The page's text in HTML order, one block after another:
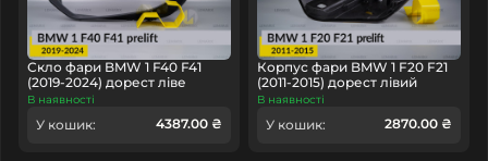
некоректної роботи, радимо купить світловод (кільце
світловода фари) замість нової оптики в зборі, це
заощадить ваш час та гроші!
Скло фари BMW 1 F40 F41
(2019-2024) дорест ліве
В наявності
У кошик: 4387.00 ₴
Корпус фари BMW 1 F20 F21
(2011-2015) дорест лівий
В наявності
У кошик: 2870.00 ₴